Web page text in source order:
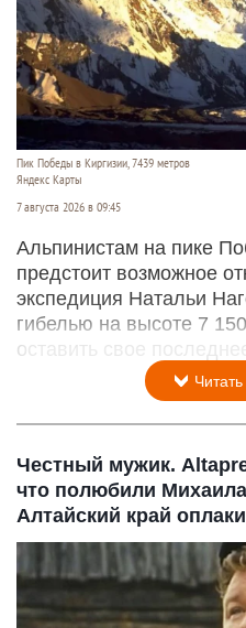
Пик Победы в Киргизии, 7439 метров
Яндекс Карты
7 августа 2026 в 09:45
Альпинистам на пике
предстоит возможное
экспедиция Натальи
гибелью на высоте 7
оставить свое
Честный мужик.
что полюбили
Алтайский край